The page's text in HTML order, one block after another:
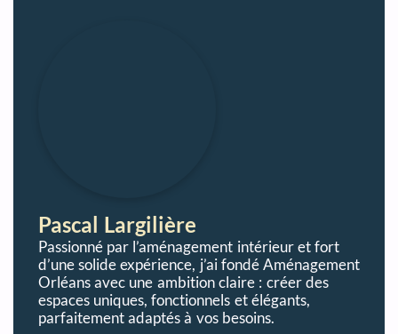
Pascal Largilière
Passionné par l’aménagement intérieur et fort
d’une solide expérience, j’ai fondé Aménagement
Orléans avec une ambition claire : créer des
espaces uniques, fonctionnels et élégants,
parfaitement adaptés à vos besoins.